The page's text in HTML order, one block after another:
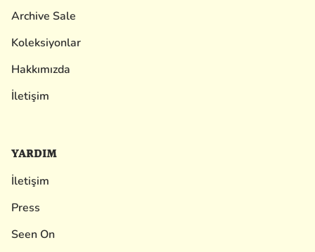
Archive Sale
Koleksiyonlar
Hakkımızda
İletişim
YARDIM
İletişim
Press
Seen On